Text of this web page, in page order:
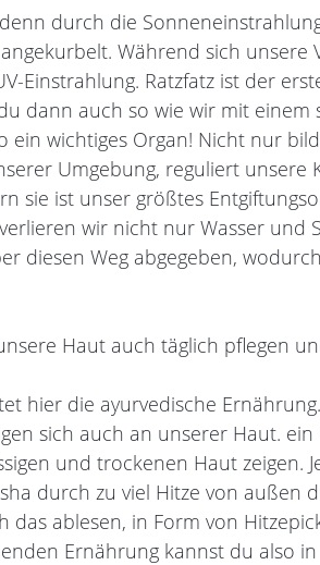
durch die
Während sich unsere
Einstrahlung. Ratzfatz ist der
dann auch so wie wir mit einem
ein wichtiges Organ! Nicht nur
Umgebung, reguliert unsere
sie ist unser größtes
wir nicht nur Wasser und
diesen Weg abgegeben,
Haut auch täglich pflegen
hier die ayurvedische
sich auch an unserer Haut.
und trockenen Haut zeigen.
durch zu viel Hitze von außen
das ablesen, in Form von
Ernährung kannst du also